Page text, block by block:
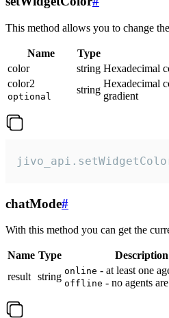
This method allows you to change
Name Type
color
string Hexadecimal
color2
optional
string
Hexadecimal
gradient
chatMode#
With this method you can get the
Name Type
Description
result string online - at least one
offline - no agents